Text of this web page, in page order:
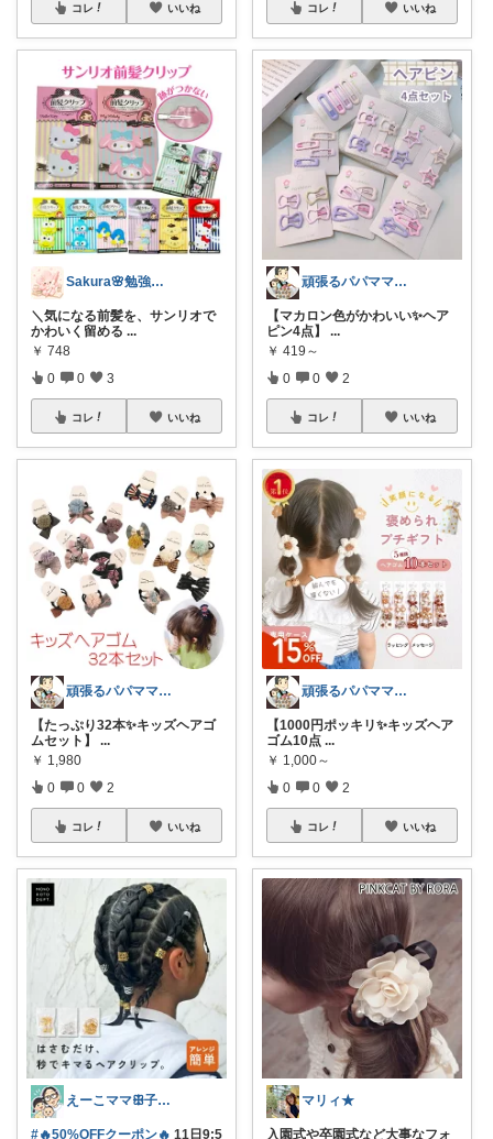
コレ いいね
Sakura🌸勉強と暮らし愛用品
＼気になる前髪を、サンリオで
かわいく留める ...
￥ 748
0 0 3
コレ いいね
頑張るパパママ応援隊@育児・子供用品紹介
【たっぷり32本✨キッズヘアゴ
ムセット】 ...
￥ 1,980
0 0 2
コレ いいね
えーこママꕥ子供達と夏を楽しむぞ☀️
#🔥50%OFFクーポン🔥 11日9:5
コレ いいね
頑張るパパママ応援隊@育児・子供用品紹介
【マカロン色がかわいい✨ヘア
ピン4点】 ...
￥ 419～
0 0 2
コレ いいね
頑張るパパママ応援隊@育児・子供用品紹介
【1000円ポッキリ✨キッズヘア
ゴム10点 ...
￥ 1,000～
0 0 2
コレ いいね
マリィ★
入園式や卒園式など大事なフォ